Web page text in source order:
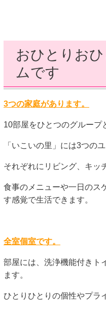
おひとりお
ムです
3つの家庭があります。
10部屋をひとつのグループ
「いこいの里」には3つの
それぞれにリビング、キッ
食事のメニューや一日のス
す感覚で生活できます。
全室個室です。
部屋には、洗浄機能付きト
ます。
ひとりひとりの個性やプラ